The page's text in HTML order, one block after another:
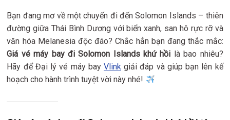
Bạn đang mơ về một chuyến đi đến Solomon Islands – thiên
đường giữa Thái Bình Dương với biển xanh, san hô rực rỡ và
văn hóa Melanesia độc đáo? Chắc hẳn bạn đang thắc mắc:
Giá vé máy bay đi Solomon Islands khứ hồi là bao nhiêu?
Hãy để Đại lý vé máy bay Vlink giải đáp và giúp bạn lên kế
hoạch cho hành trình tuyệt vời này nhé!